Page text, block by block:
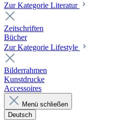
Zur Kategorie Literatur
Zeitschriften
Bücher
Zur Kategorie Lifestyle
Bilderrahmen
Kunstdrucke
Accessoires
Menü schließen
Deutsch